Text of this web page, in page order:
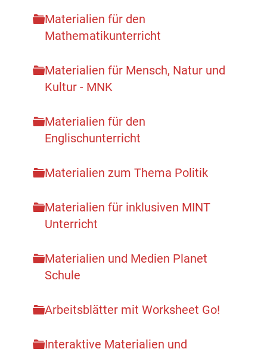
Materialien für den
Mathematikunterricht
Materialien für Mensch, Natur und
Kultur - MNK
Materialien für den
Englischunterricht
Materialien zum Thema Politik
Materialien für inklusiven MINT
Unterricht
Materialien und Medien Planet
Schule
Arbeitsblätter mit Worksheet Go!
Interaktive Materialien und